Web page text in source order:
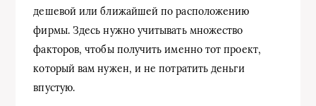
дешевой или ближайшей по расположению
фирмы. Здесь нужно учитывать множество
факторов, чтобы получить именно тот проект,
который вам нужен, и не потратить деньги
впустую.